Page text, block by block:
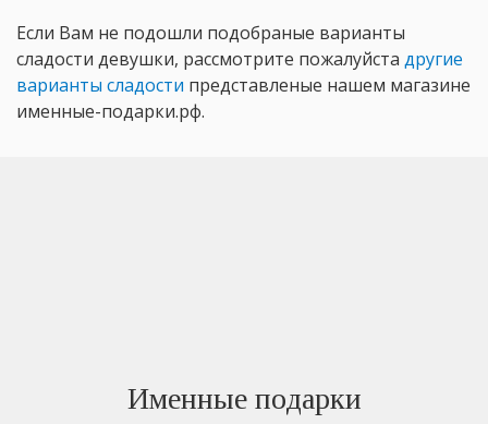
Если Вам не подошли подобраные варианты
сладости девушки, рассмотрите пожалуйста другие
варианты сладости представленые нашем магазине
именные-подарки.рф.
Именные подарки